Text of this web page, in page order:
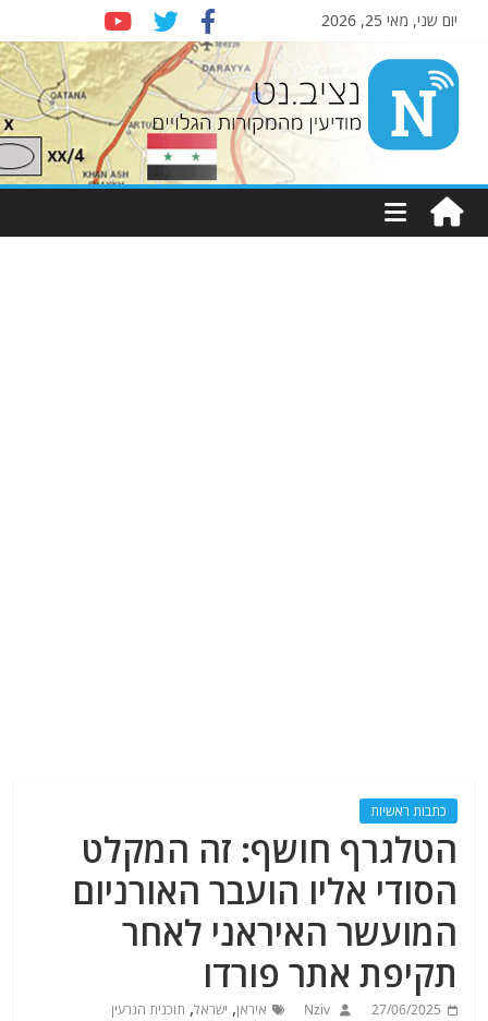
יום שני, מאי 25, 2026
Nziv.net
מודיעין
מהמקורות
כתבות ראשיות
הטלגרף חושף: זה המקלט
הסודי אליו הועבר האורניום
המועשר האיראני לאחר
תקיפת אתר פורדו
27/06/2025
Nziv איראן, ישראל, תוכנית הגרעין